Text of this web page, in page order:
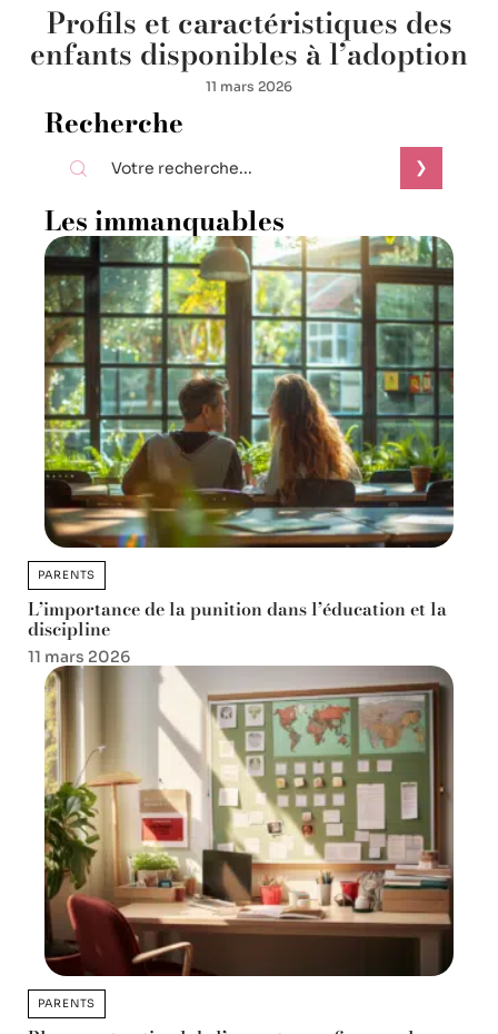
Profils et caractéristiques des
enfants disponibles à l’adoption
11 mars 2026
Recherche
Les immanquables
PARENTS
L’importance de la punition dans l’éducation et la
discipline
11 mars 2026
PARENTS